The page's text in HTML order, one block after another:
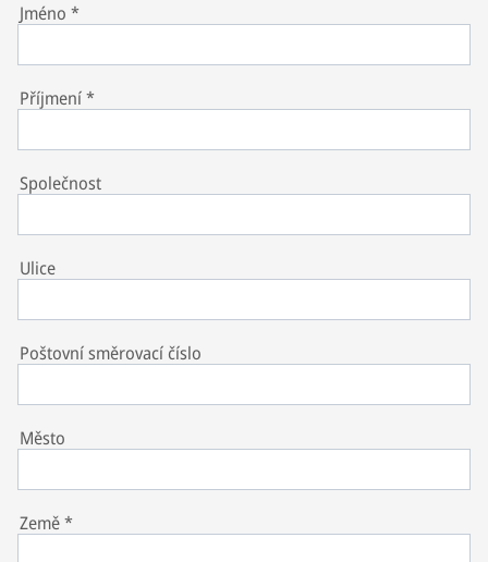
Jméno *
Příjmení*
Společnost
Ulice
Poštovní směrovací číslo
Město
Země*